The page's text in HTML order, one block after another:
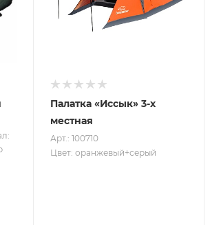
Палатка «Иссык» 3-х
местная
Арт.: 100710
Цвет: оранжевый+серый